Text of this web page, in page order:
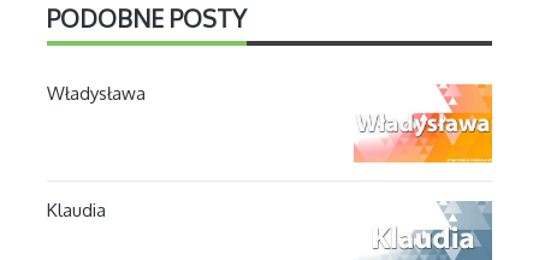
PODOBNE POSTY
Władysława
Klaudia